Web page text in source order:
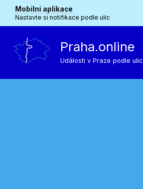
Mobilní aplikace
Nastavte si notifikace podle ulic
Praha.online
Události v Praze podle ulic